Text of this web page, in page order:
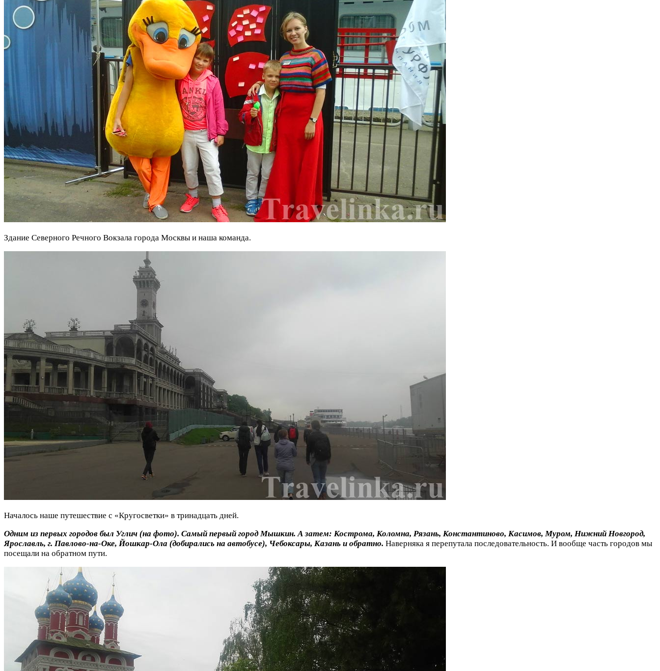
Здание Северного Речного Вокзала города Москвы и наша команда.
Началось наше путешествие с «Кругосветки» в тринадцать дней.
Одним из первых городов был Углич (на фото). Самый первый город Мышкин. А затем: Кострома, Коломна, Рязань, Константиново, Касимов, Муром, Нижний Новгород,
Ярославль, г. Павлово-на-Оке, Йошкар-Ола (добирались на автобусе), Чебоксары, Казань и обратно. Наверняка я перепутала последовательность. И вообще часть городов мы
посещали на обратном пути.